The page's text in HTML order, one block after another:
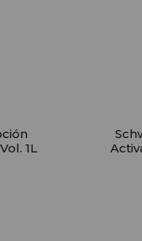
1L